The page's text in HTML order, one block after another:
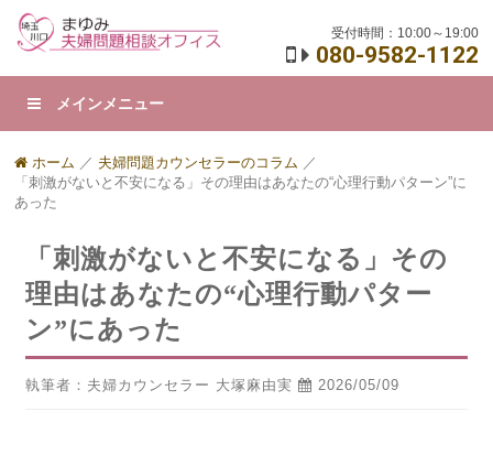
受付時間：10:00～19:00
080-9582-1122
メインメニュー
ホーム ／ 夫婦問題カウンセラーのコラム ／
「刺激がないと不安になる」その理由はあなたの“心理行動パターン”に
あった
「刺激がないと不安になる」その
理由はあなたの“心理行動パター
ン”にあった
執筆者：夫婦カウンセラー 大塚麻由実 2026/05/09